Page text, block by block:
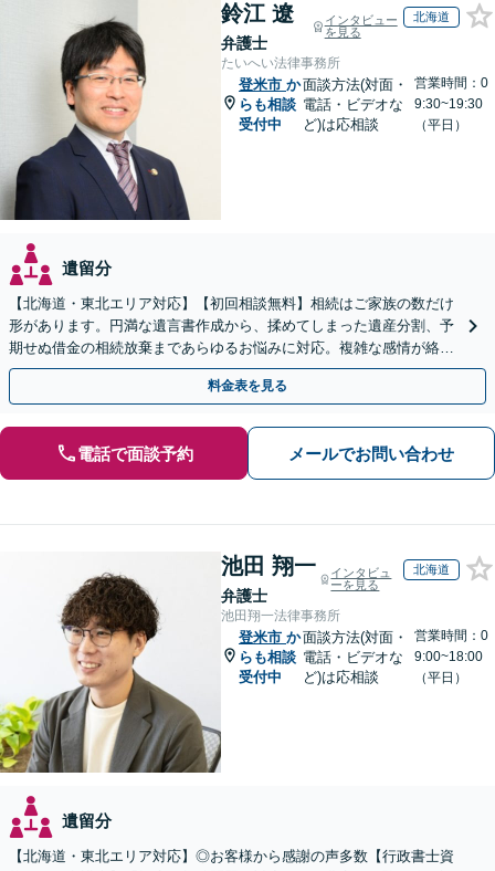
鈴江 遼
弁護士
インタビュー
を見る
北海道
たいへい法律事務所
登米市 か
らも相談
受付中
面談方法(対面・
電話・ビデオな
ど)は応相談
営業時間：0
9:30~19:30
（平日）
遺留分
【北海道・東北エリア対応】【初回相談無料】相続はご家族の数だけ
形があります。円満な遺言書作成から、揉めてしまった遺産分割、予
期せぬ借金の相続放棄まであらゆるお悩みに対応。複雑な感情が絡む
相続トラブルもまずはご相談ください。WEB面談可。
料金表を見る
電話で面談予約 メールでお問い合わせ
池田 翔一
弁護士
インタビュ
ーを見る
北海道
池田翔一法律事務所
登米市 か
らも相談
受付中
面談方法(対面・
電話・ビデオな
ど)は応相談
営業時間：0
9:00~18:00
（平日）
遺留分
【北海道・東北エリア対応】◎お客様から感謝の声多数【行政書士資